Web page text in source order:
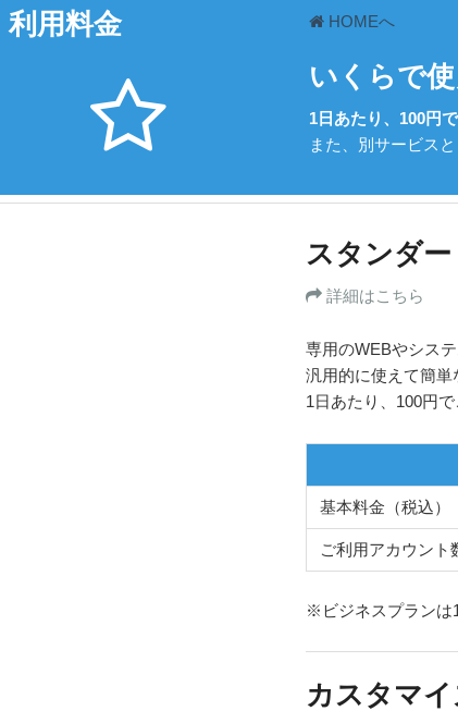
利用料金 HOMEへ
いくらで
1日あたり、100円
また、別サービス
スタンダ
詳細はこちら
専用のWEBやシス
汎用的に使えて簡単
1日あたり、100円で
基本料金（税込）
ご利用アカウント
※ビジネスプランは
カスタマ